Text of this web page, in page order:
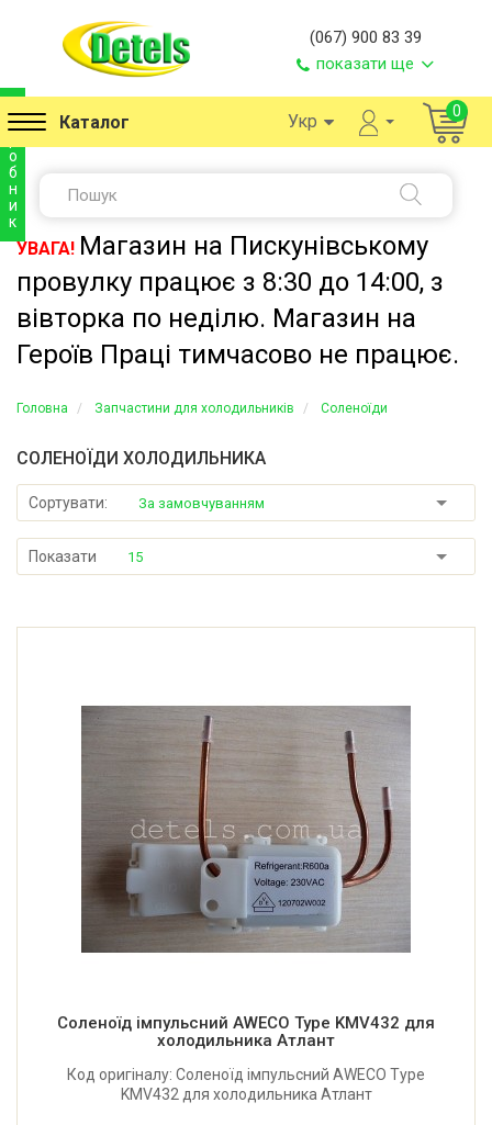
(067) 900 83 39
показати ще
Каталог Укр 0
УВАГА! Магазин на Пискунівському
провулку працює з 8:30 до 14:00, з
вівторка по неділю. Магазин на
Героїв Праці тимчасово не працює.
Головна Запчастини для холодильників Соленоїди
СОЛЕНОЇДИ ХОЛОДИЛЬНИКА
Сортувати: За замовчуванням
Показати 15
и
о
б
н
и
к
Соленоїд імпульсний AWECO Type KMV432 для
холодильника Атлант
Код оригіналу: Соленоїд імпульсний AWECO Type
KMV432 для холодильника Атлант